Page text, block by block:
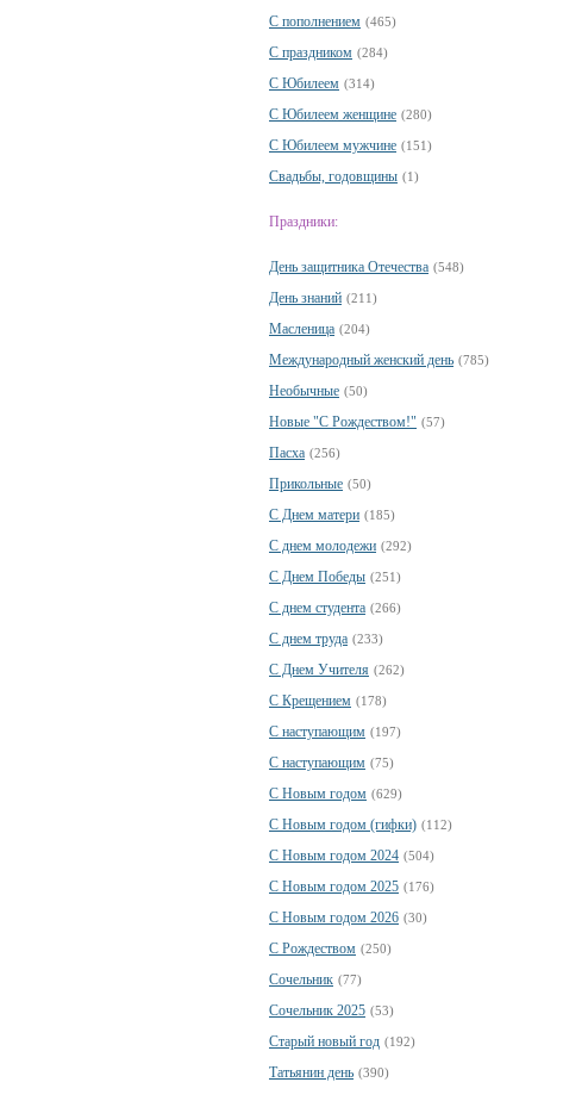
С пополнением (465)
С праздником (284)
С Юбилеем (314)
С Юбилеем женщине (280)
С Юбилеем мужчине (151)
Свадьбы, годовщины (1)
Праздники:
День защитника Отечества (548)
День знаний (211)
Масленица (204)
Международный женский день (785)
Необычные (50)
Новые "С Рождеством!" (57)
Пасха (256)
Прикольные (50)
С Днем матери (185)
С днем молодежи (292)
С Днем Победы (251)
С днем студента (266)
С днем труда (233)
С Днем Учителя (262)
С Крещением (178)
С наступающим (197)
С наступающим (75)
С Новым годом (629)
С Новым годом (гифки) (112)
С Новым годом 2024 (504)
С Новым годом 2025 (176)
С Новым годом 2026 (30)
С Рождеством (250)
Сочельник (77)
Сочельник 2025 (53)
Старый новый год (192)
Татьянин день (390)